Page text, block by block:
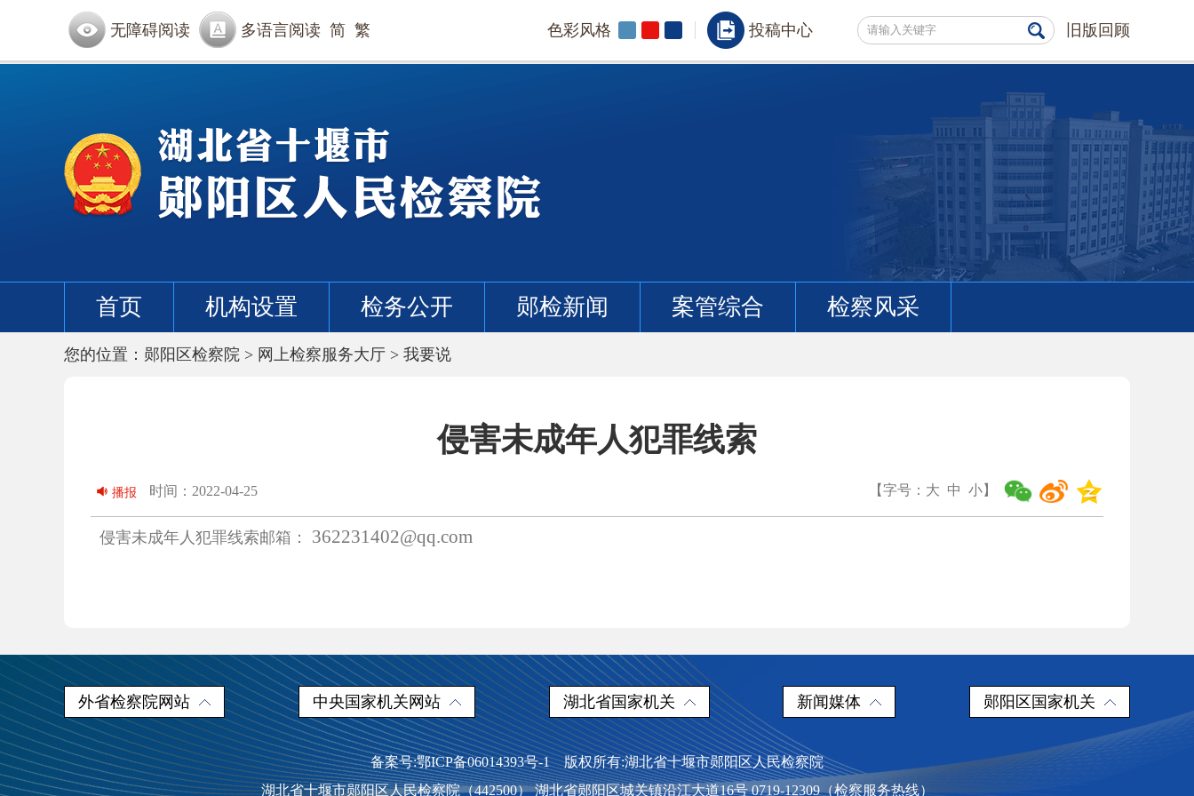
无障碍阅读 多语言阅读 简 繁 色彩风格 投稿中心 旧版回顾
首页 机构设置 检务公开 郧检新闻 案管综合 检察风采
您的位置： 郧阳区检察院 > 网上检察服务大厅 > 我要说
侵害未成年人犯罪线索
【字号： 大 中 小】
播报 时间：2022-04-25
侵害未成年人犯罪线索邮箱： 362231402@qq.com
外省检察院网站 中央国家机关网站 湖北省国家机关 新闻媒体 郧阳区国家机关
备案号:鄂ICP备06014393号-1 版权所有:湖北省十堰市郧阳区人民检察院
湖北省十堰市郧阳区人民检察院（442500） 湖北省郧阳区城关镇沿江大道16号 0719-12309（检察服务热线）